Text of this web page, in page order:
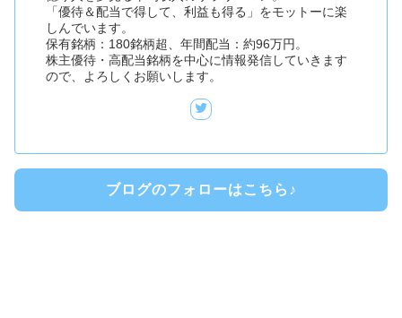
「優待＆配当で得して、利益も得る」をモットーに楽
しんでいます。
保有銘柄：180銘柄超、年間配当：約96万円。
株主優待・高配当銘柄を中心に情報発信していきます
ので、よろしくお願いします。
ブログのフォローはこちら♪